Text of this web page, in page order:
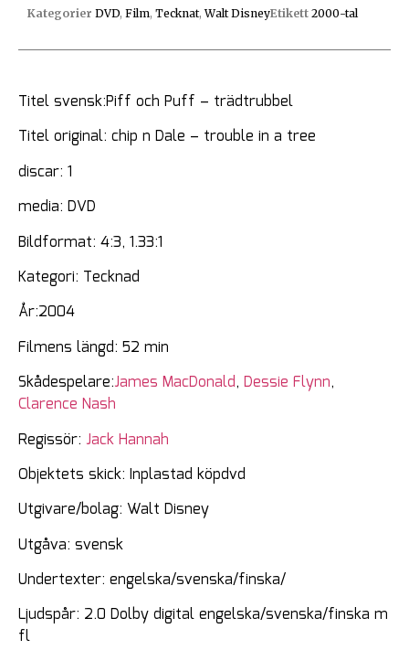
Kategorier DVD, Film, Tecknat,Walt DisneyEtikett 2000-tal
Titel svensk:Piff och Puff – trädtrubbel
Titel original: chip n Dale – trouble in a tree
discar: 1
media: DVD
Bildformat: 4:3, 1.33:1
Kategori: Tecknad
År:2004
Filmens längd: 52 min
Skådespelare:James MacDonald, Dessie Flynn,
Clarence Nash
Regissör: Jack Hannah
Objektets skick: Inplastad köpdvd
Utgivare/bolag: Walt Disney
Utgåva: svensk
Undertexter: engelska/svenska/finska/
Ljudspår: 2.0 Dolby digital engelska/svenska/finska m
fl